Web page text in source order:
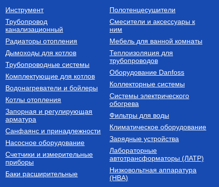
Инструмент
Трубопровод
канализационный
Радиаторы отопления
Дымоходы для котлов
Трубопроводные системы
Комплектующие для котлов
Водонагреватели и бойлеры
Котлы отопления
Запорная и регулирующая
арматура
Санфаянс и принадлежности
Насосное оборудование
Счетчики и измерительные
приборы
Баки расширительные
Полотенцесушители
Смесители и аксессуары к
ним
Мебель для ванной комнаты
Теплоизоляция для
трубопроводов
Оборудование Danfoss
Коллекторные системы
Системы электрического
обогрева
Фильтры для воды
Климатическое оборудование
Зарядные устройства
Лабораторные
автотрансформаторы (ЛАТР)
Низковольтная аппаратура
(НВА)